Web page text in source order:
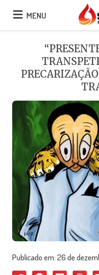
MENU
MENU
Publicado em:26 de